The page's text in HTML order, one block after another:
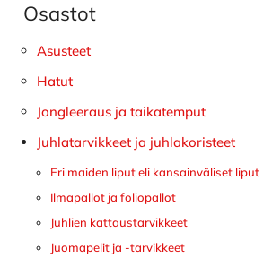
Ensisijainen
sivupalkki
Osastot
Asusteet
Hatut
Jongleeraus ja taikatemput
Juhlatarvikkeet ja juhlakoristeet
Eri maiden liput eli kansainväliset liput
Ilmapallot ja foliopallot
Juhlien kattaustarvikkeet
Juomapelit ja -tarvikkeet